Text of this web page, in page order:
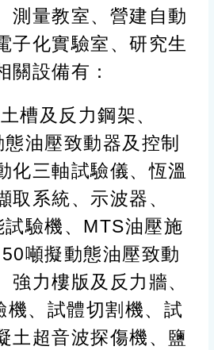
測量教室、營建自動
子化實驗室、研究生
關設備有：
槽及反力鋼架、
油壓致動器及控制
化三軸試驗儀、恆溫
取系統、示波器、
驗機、MTS油壓施
噸擬動態油壓致動
強力樓版及反力牆、
機、試體切割機、試
土超音波探傷機、鹽